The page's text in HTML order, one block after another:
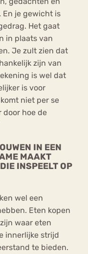
je gewicht is
Het gaat
in plaats van
Je zult zien dat
zijn van
is wel dat
is voor
niet per se
door hoe de
IN EEN
MAAKT
INSPEELT OP
wel een
Eten kopen
waar eten
innerlijke strijd
te bieden.